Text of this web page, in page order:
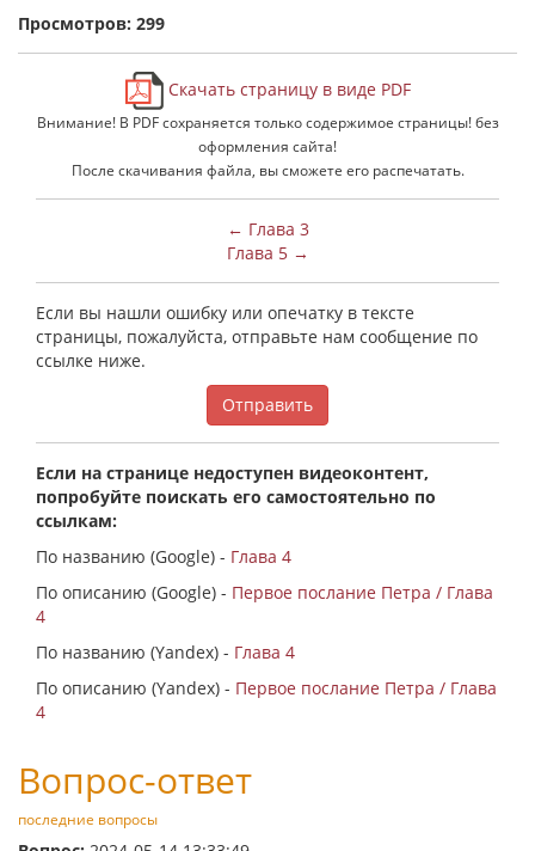
Просмотров: 299
Скачать страницу в виде PDF
Внимание! В PDF сохраняется только содержимое страницы! без
оформления сайта!
После скачивания файла, вы сможете его распечатать.
← Глава 3
Глава 5 →
Если вы нашли ошибку или опечатку в тексте
страницы, пожалуйста, отправьте нам сообщение по
ссылке ниже.
Отправить
Если на странице недоступен видеоконтент,
попробуйте поискать его самостоятельно по
ссылкам:
По названию (Google) - Глава 4
По описанию (Google) - Первое послание Петра / Глава
4
По названию (Yandex) - Глава 4
По описанию (Yandex) - Первое послание Петра / Глава
4
Вопрос-ответ
последние вопросы